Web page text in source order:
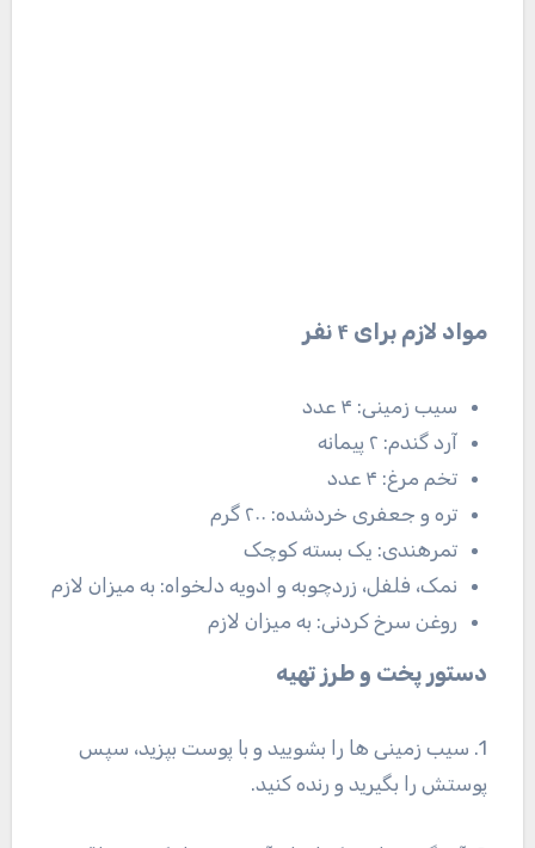
مواد لازم برای ۴ نفر
سیب زمینی: ۴ عدد
آرد گندم: ۲ پیمانه
تخم مرغ: ۴ عدد
تره و جعفری خردشده: ۲۰۰ گرم
تمرهندی: یک بسته کوچک
نمک، فلفل، زردچوبه و ادویه دلخواه: به میزان لازم
روغن سرخ کردنی: به میزان لازم
دستور پخت و طرز تهیه
1. سیب زمینی ها را بشویید و با پوست بپزید، سپس
پوستش را بگیرید و رنده کنید.